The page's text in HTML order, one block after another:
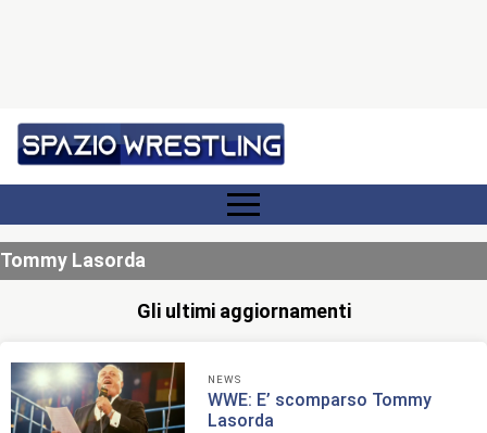
Tommy Lasorda
Gli ultimi aggiornamenti
NEWS
WWE: E’ scomparso Tommy
Lasorda